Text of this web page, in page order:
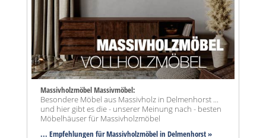
Massivholzmöbel Massivmöbel:
Besondere Möbel aus Massivholz in Delmenhorst ...
und hier gibt es die - unserer Meinung nach - besten
Möbelhäuser für Massivholzmöbel
... Empfehlungen für Massivholzmöbel in Delmenhorst »